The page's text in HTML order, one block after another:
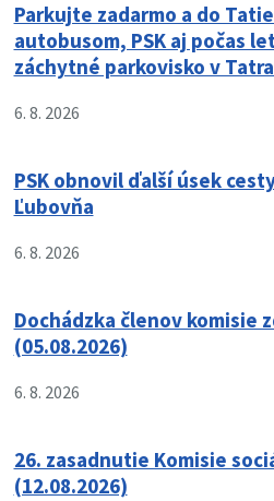
Parkujte zadarmo a do
autobusom, PSK aj počas
záchytné parkovisko v
6. 8. 2026
PSK obnovil ďalší úsek
Ľubovňa
6. 8. 2026
Dochádzka členov komisie
(05.08.2026)
6. 8. 2026
26. zasadnutie Komisie
(12.08.2026)